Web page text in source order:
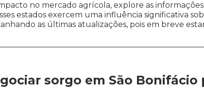
no mercado agrícola, explore as
estados exercem uma influência significativa
as últimas atualizações, pois em breve
sorgo em São Bonifácio